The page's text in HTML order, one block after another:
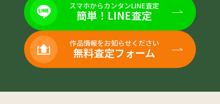
スマホからカンタンLINE査定
簡単！LINE査定
作品情報をお知らせください
無料査定フォーム